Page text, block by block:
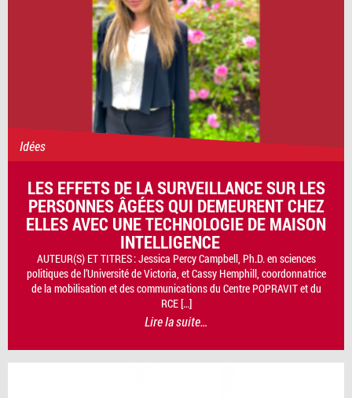
Idées
LES EFFETS DE LA SURVEILLANCE SUR LES
PERSONNES ÂGÉES QUI DEMEURENT CHEZ
ELLES AVEC UNE TECHNOLOGIE DE MAISON
INTELLIGENCE
AUTEUR(S) ET TITRES : Jessica Percy Campbell, Ph.D. en sciences
politiques de l’Université de Victoria, et Cassy Hemphill, coordonnatrice
de la mobilisation et des communications du Centre POPRAVIT et du
RCE […]
Lire la suite…